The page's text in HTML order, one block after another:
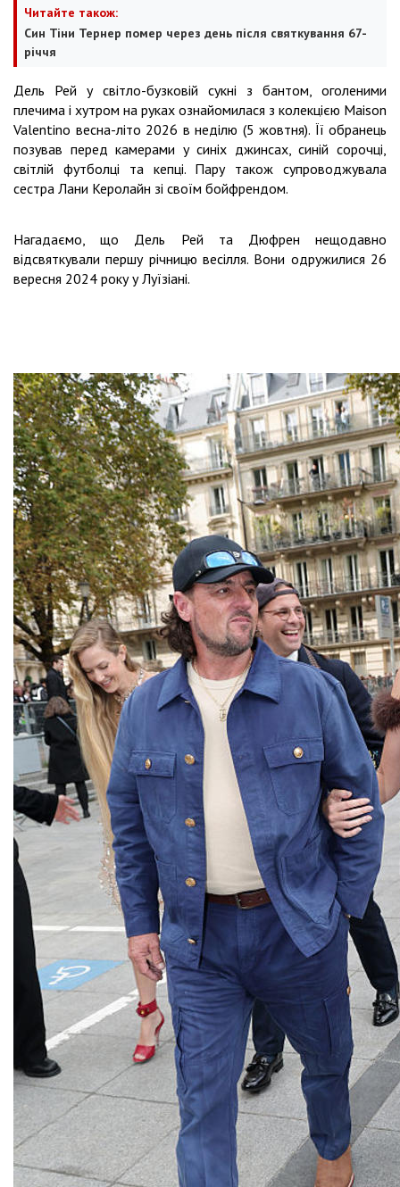
Читайте також:
Син Тіни Тернер помер через день після святкування 67-
річчя
Дель Рей у світло-бузковій сукні з бантом, оголеними
плечима і хутром на руках ознайомилася з колекцією Maison
Valentino весна-літо 2026 в неділю (5 жовтня). Її обранець
позував перед камерами у синіх джинсах, синій сорочці,
світлій футболці та кепці. Пару також супроводжувала
сестра Лани Керолайн зі своїм бойфрендом.
Нагадаємо, що Дель Рей та Дюфрен нещодавно
відсвяткували першу річницю весілля. Вони одружилися 26
вересня 2024 року у Луїзіані.